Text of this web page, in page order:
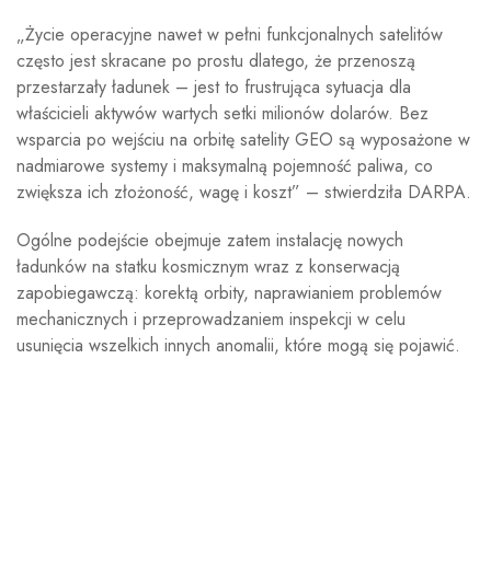
„Życie operacyjne nawet w pełni funkcjonalnych satelitów
często jest skracane po prostu dlatego, że przenoszą
przestarzały ładunek – jest to frustrująca sytuacja dla
właścicieli aktywów wartych setki milionów dolarów. Bez
wsparcia po wejściu na orbitę satelity GEO są wyposażone w
nadmiarowe systemy i maksymalną pojemność paliwa, co
zwiększa ich złożoność, wagę i koszt” – stwierdziła DARPA.
Ogólne podejście obejmuje zatem instalację nowych
ładunków na statku kosmicznym wraz z konserwacją
zapobiegawczą: korektą orbity, naprawianiem problemów
mechanicznych i przeprowadzaniem inspekcji w celu
usunięcia wszelkich innych anomalii, które mogą się pojawić.